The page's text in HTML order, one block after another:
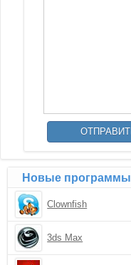
Новые программы
Clownfish
3ds Max